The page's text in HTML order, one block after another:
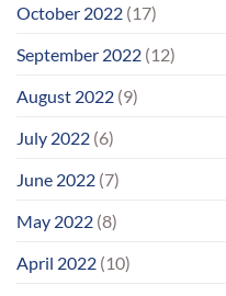
October 2022 (17)
September 2022 (12)
August 2022 (9)
July 2022 (6)
June 2022 (7)
May 2022 (8)
April 2022 (10)